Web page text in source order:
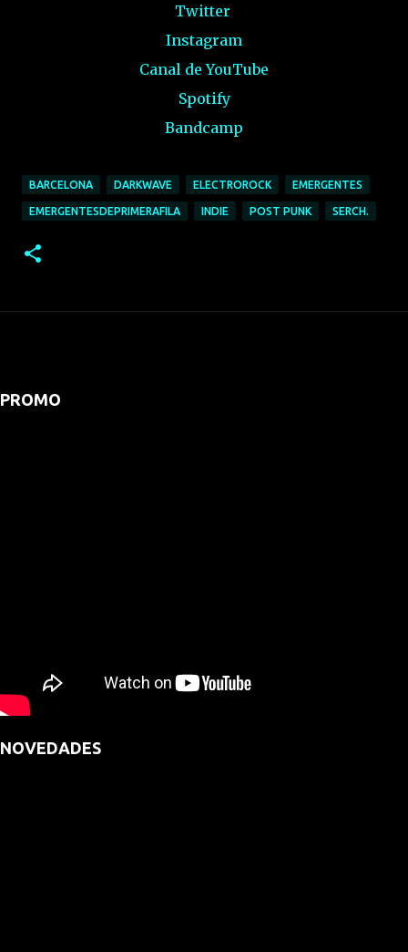
Twitter
Instagram
Canal de YouTube
Spotify
Bandcamp
BARCELONA DARKWAVE ELECTROROCK EMERGENTES
EMERGENTESDEPRIMERAFILA INDIE POST PUNK SERCH.
PROMO
NOVEDADES